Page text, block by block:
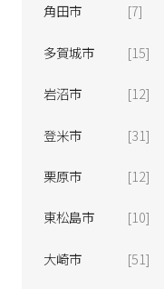
角田市 [7]
多賀城市 [15]
岩沼市 [12]
登米市 [31]
栗原市 [12]
東松島市 [10]
大崎市 [51]